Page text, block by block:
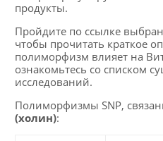
продукты.
Пройдите по ссылке
чтобы прочитать краткое
полиморфизм влияет на
ознакомьтесь со списком
исследований.
Полиморфизмы SNP,
(холин):